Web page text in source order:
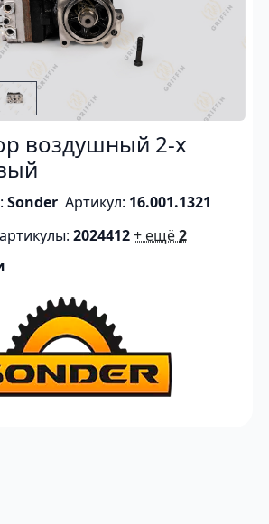
воздушный 2-х
Sonder Артикул: 16.001.1321
2024412+ ещё2